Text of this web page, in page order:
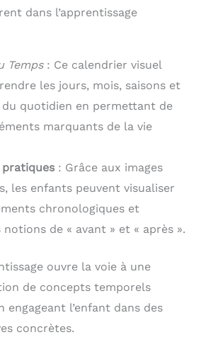
dans l’apprentissage
Temps: Ce calendrier visuel
les jours, mois, saisons et
du quotidien en permettant de
marquants de la vie
pratiques : Grâce aux images
les enfants peuvent visualiser
chronologiques et
de « avant » et « après ».
ouvre la voie à une
de concepts temporels
engageant l’enfant dans des
concrètes.